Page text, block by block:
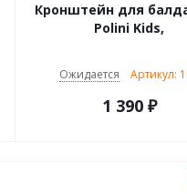
Кронштейн для
Polini Kids,
Ожидается Артикул:
1 390₽